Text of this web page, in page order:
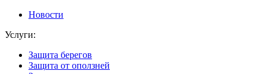
Новости
Услуги:
Защита берегов
Защита от оползней